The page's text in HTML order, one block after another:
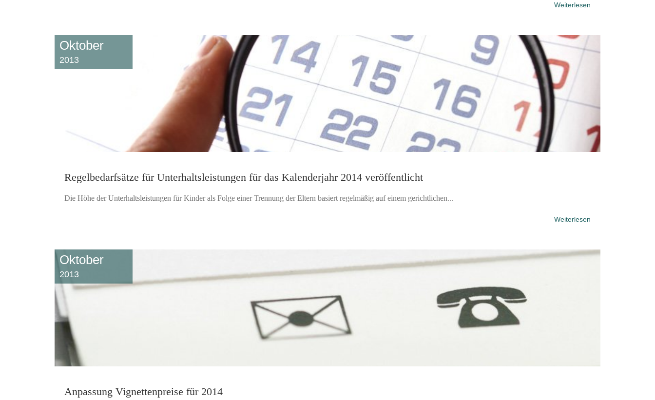
Weiterlesen
Oktober
2013
Regelbedarfsätze für Unterhaltsleistungen für das Kalenderjahr 2014 veröffentlicht
Die Höhe der Unterhaltsleistungen für Kinder als Folge einer Trennung der Eltern basiert regelmäßig auf einem gerichtlichen...
Weiterlesen
Oktober
2013
Anpassung Vignettenpreise für 2014